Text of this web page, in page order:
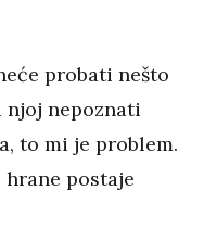
probati nešto
njoj nepoznati
to mi je problem.
postaje